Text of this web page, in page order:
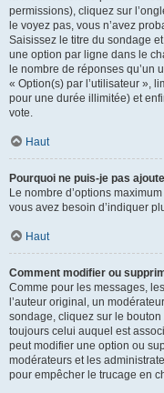
permissions), cliquez sur
le voyez pas, vous n’avez
Saisissez le titre du sondage
une option par ligne dans le
le nombre de réponses qu’un
« Option(s) par l’utilisateur »,
pour une durée illimitée) et
vote.
Haut
Pourquoi ne puis-je pas
Le nombre d’options
vous avez besoin d’indiquer
Haut
Comment modifier ou
Comme pour les messages,
l’auteur original, un
sondage, cliquez sur le bouton
toujours celui auquel est
peut modifier une option ou
modérateurs et les
pour empêcher le trucage en